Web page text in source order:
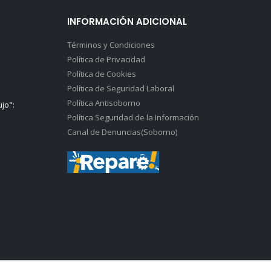
INFORMACIÓN ADICIONAL
Términos y Condiciones
Política de Privacidad
Política de Cookies
Política de Seguridad Laboral
Política Antisoborno
Política Seguridad de la Información
Canal de Denuncias(Soborno)